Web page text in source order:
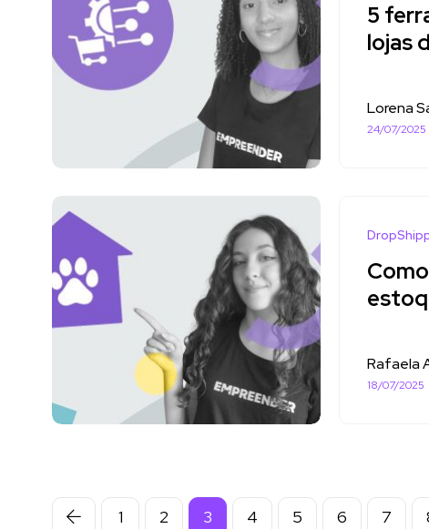
5
lojas
Lorena
24/07/2025
Rafaela
18/07/2025
1 2 3 4 5 6 7